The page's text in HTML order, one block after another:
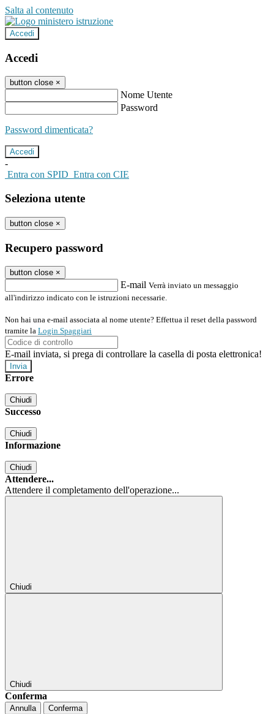
Salta al contenuto
Accedi
Accedi
button close ×
Nome Utente
Password
Password dimenticata?
-
Entra con SPID Entra con CIE
Seleziona utente
button close ×
Recupero password
button close ×
E-mail Verrà inviato un messaggio
all'indirizzo indicato con le istruzioni necessarie.
Non hai una e-mail associata al nome utente? Effettua il reset della password
tramite la Login Spaggiari
E-mail inviata, si prega di controllare la casella di posta elettronica!
Errore
Chiudi
Successo
Chiudi
Informazione
Chiudi
Attendere...
Attendere il completamento dell'operazione...
Chiudi
Chiudi
Conferma
Annulla Conferma